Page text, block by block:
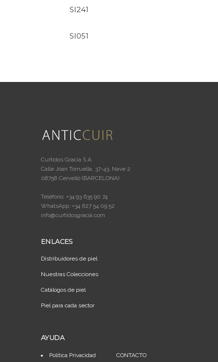
SI241
SI051
Curtidos Gracia S.A
Calle Joan Torruella, 37-43, Nave 2
08758 Cervelló (BARCELONA)
Teléfono: +34 93 635 90 74
WhatsApp: +34 627 54 09 52
info@curtidosgracia.com
ENLACES
Distribuidores de piel
Nuestras Colecciones
Catálogos de piel
Piel para cada sector
AYUDA
Política Privacidad
CONTACTO